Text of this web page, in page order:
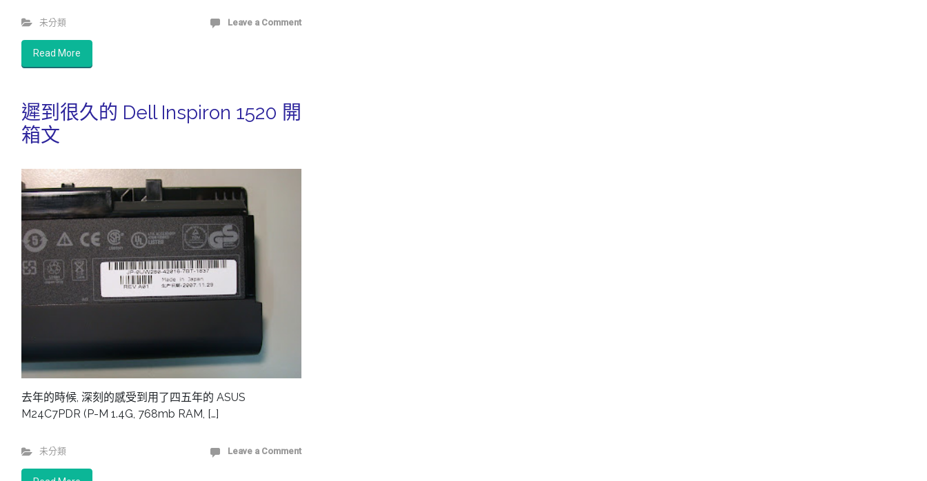
未分類 Leave a Comment
Read More
遲到很久的 Dell Inspiron 1520 開
箱文
去年的時候, 深刻的感受到用了四五年的 ASUS
M24C7PDR (P-M 1.4G, 768mb RAM, […]
未分類 Leave a Comment